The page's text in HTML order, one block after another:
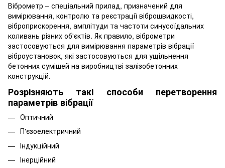
Віброметр – спеціальний прилад, призначений для
вимірювання, контролю та реєстрації віброшвидкості,
віброприскорення, амплітуди та частоти синусоїдальних
коливань різних об'єктів. Як правило, віброметри
застосовуються для вимірювання параметрів вібрації
віброустановок, які застосовуються для ущільнення
бетонних сумішей на виробництві залізобетонних
конструкцій.
Розрізняють такі способи перетворення
параметрів вібрації
Оптичний
П'єзоелектричний
Індукційний
Інерційний